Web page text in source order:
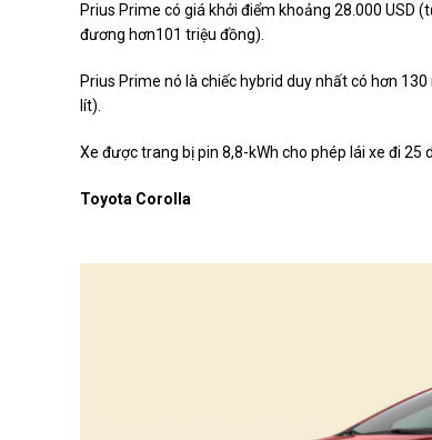
Prius Prime có giá khởi điểm khoảng 28.000 USD
đương hơn101 triệu đồng).
Prius Prime nó là chiếc hybrid duy nhất có hơn
lít).
Xe được trang bị pin 8,8-kWh cho phép lái xe đi 25
Toyota Corolla